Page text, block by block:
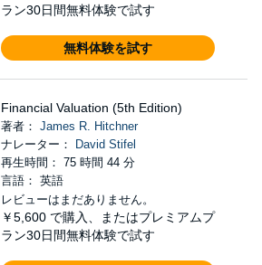
ラン30日間無料体験で試す
無料体験を試す
Financial Valuation (5th Edition)
著者： James R. Hitchner
ナレーター：
David Stifel
再生時間： 75 時間 44 分
言語： 英語
レビューはまだありません。
￥5,600 で購入、またはプレミアムプ
ラン30日間無料体験で試す